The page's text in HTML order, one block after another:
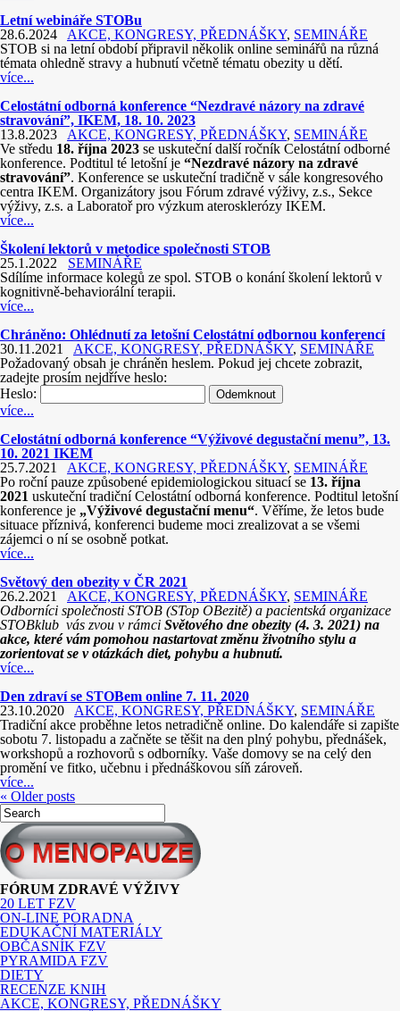
Letní webináře STOBu
28.6.2024
AKCE, KONGRESY, PŘEDNÁŠKY, SEMINÁŘE
STOB si na letní období připravil několik online seminářů na různá
témata ohledně stravy a hubnutí včetně tématu obezity u dětí.
více...
Celostátní odborná konference “Nezdravé názory na zdravé
stravování”, IKEM, 18. 10. 2023
13.8.2023
AKCE, KONGRESY, PŘEDNÁŠKY, SEMINÁŘE
Ve středu 18. října 2023 se uskuteční další ročník Celostátní odborné
konference. Podtitul té letošní je “Nezdravé názory na zdravé
stravování”. Konference se uskuteční tradičně v sále kongresového
centra IKEM. Organizátory jsou Fórum zdravé výživy, z.s., Sekce
výživy, z.s. a Laboratoř pro výzkum aterosklerózy IKEM.
více...
Školení lektorů v metodice společnosti STOB
25.1.2022
SEMINÁŘE
Sdílíme informace kolegů ze spol. STOB o konání školení lektorů v
kognitivně-behaviorální terapii.
více...
Chráněno: Ohlédnutí za letošní Celostátní odbornou konferencí
30.11.2021
AKCE, KONGRESY, PŘEDNÁŠKY, SEMINÁŘE
Požadovaný obsah je chráněn heslem. Pokud jej chcete zobrazit,
zadejte prosím nejdříve heslo:
Heslo:
více...
Celostátní odborná konference “Výživové degustační menu”, 13.
10. 2021 IKEM
25.7.2021
AKCE, KONGRESY, PŘEDNÁŠKY, SEMINÁŘE
Po roční pauze způsobené epidemiologickou situací se 13. října
2021 uskuteční tradiční Celostátní odborná konference. Podtitul letošní
konference je „Výživové degustační menu“. Věříme, že letos bude
situace příznivá, konferenci budeme moci zrealizovat a se všemi
zájemci o ní se osobně potkat.
více...
Světový den obezity v ČR 2021
26.2.2021
AKCE, KONGRESY, PŘEDNÁŠKY, SEMINÁŘE
Odborníci společnosti STOB (STop OBezitě) a pacientská organizace
STOBklub vás zvou v rámci Světového dne obezity (4. 3. 2021) na
akce, které vám pomohou nastartovat změnu životního stylu a
zorientovat se v otázkách diet, pohybu a hubnutí.
více...
Den zdraví se STOBem online 7. 11. 2020
23.10.2020
AKCE, KONGRESY, PŘEDNÁŠKY, SEMINÁŘE
Tradiční akce proběhne letos netradičně online. Do kalendáře si zapište
sobotu 7. listopadu a začněte se těšit na den plný pohybu, přednášek,
workshopů a rozhovorů s odborníky. Vaše domovy se na celý den
promění ve fitko, učebnu i přednáškovou síň zároveň.
více...
« Older posts
FÓRUM ZDRAVÉ VÝŽIVY
20 LET FZV
ON-LINE PORADNA
EDUKAČNÍ MATERIÁLY
OBČASNÍK FZV
PYRAMIDA FZV
DIETY
RECENZE KNIH
AKCE, KONGRESY, PŘEDNÁŠKY